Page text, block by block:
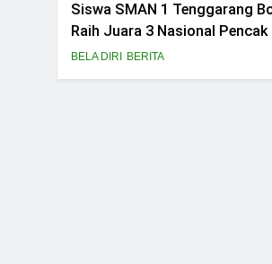
Siswa SMAN 1 Tenggarang
Raih Juara 3 Nasional
Cup
BELA DIRI BERITA